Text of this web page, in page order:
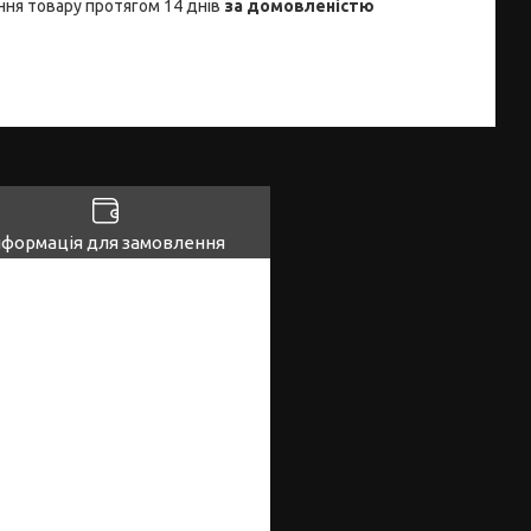
товару протягом 14 днів за домовленістю
для замовлення